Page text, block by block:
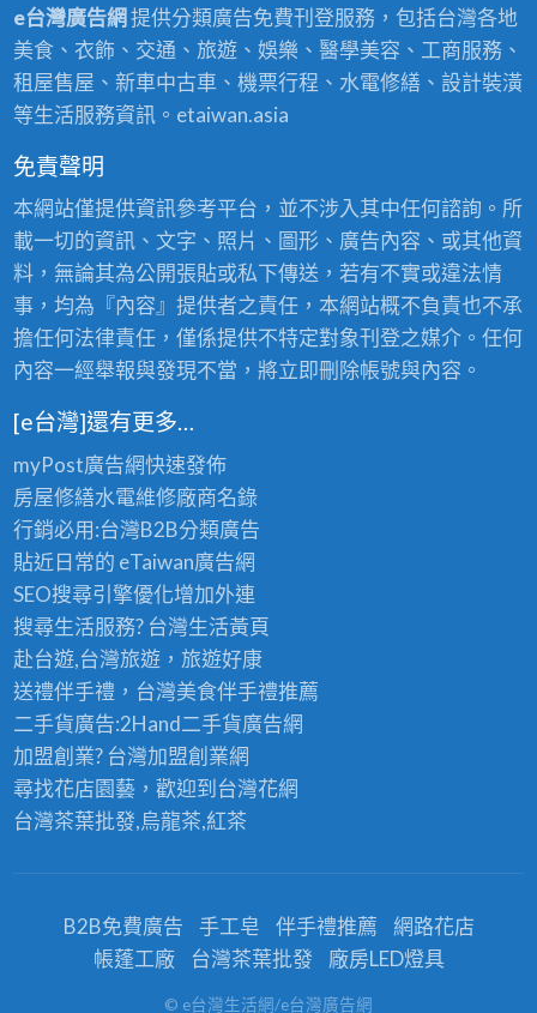
e台灣廣告網提供分類廣告免費刊登服務，包括台灣各地
美食、衣飾、交通、旅遊、娛樂、醫學美容、工商服務、
租屋售屋、新車中古車、機票行程、水電修繕、設計裝潢
等生活服務資訊。etaiwan.asia
免責聲明
本網站僅提供資訊參考平台，並不涉入其中任何諮詢。所
載一切的資訊、文字、照片、圖形、廣告內容、或其他資
料，無論其為公開張貼或私下傳送，若有不實或違法情
事，均為『內容』提供者之責任，本網站概不負責也不承
擔任何法律責任，僅係提供不特定對象刊登之媒介。任何
內容一經舉報與發現不當，將立即刪除帳號與內容。
[e台灣]還有更多…
myPost廣告網快速發佈
房屋修繕水電維修廠商名錄
行銷必用:台灣B2B分類廣告
貼近日常的 eTaiwan廣告網
SEO搜尋引擎優化增加外連
搜尋生活服務? 台灣生活黃頁
赴台遊,台灣旅遊，旅遊好康
送禮伴手禮，台灣美食伴手禮推薦
二手貨廣告:2Hand二手貨廣告網
加盟創業? 台灣加盟創業網
尋找花店園藝，歡迎到台灣花網
台灣茶葉批發,烏龍茶,紅茶
B2B免費廣告 手工皂 伴手禮推薦
網路花店
帳蓬工廠
台灣茶葉批發 廠房LED燈具
© e台灣生活網/e台灣廣告網